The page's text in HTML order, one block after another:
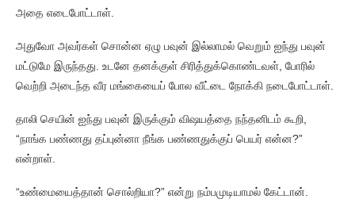
அதை எடைபோட்டாள்.
அதுவோ அவர்கள் சொன்ன ஏழு பவுன் இல்லாமல் வெறும் ஐந்து பவுன்
மட்டுமே இருந்தது. உடனே தனக்குள் சிரித்துக்கொண்டவள், போரில்
வெற்றி அடைந்த வீர மங்கையைப் போல வீட்டை நோக்கி நடைபோட்டாள்.
தாலி செயின் ஐந்து பவுன் இருக்கும் விஷயத்தை நந்தனிடம் கூறி,
“நாங்க பண்ணது தப்புன்னா நீங்க பண்ணதுக்குப் பெயர் என்ன?”
என்றாள்.
“உண்மையைத்தான் சொல்றியா?” என்று நம்பமுடியாமல் கேட்டான்.